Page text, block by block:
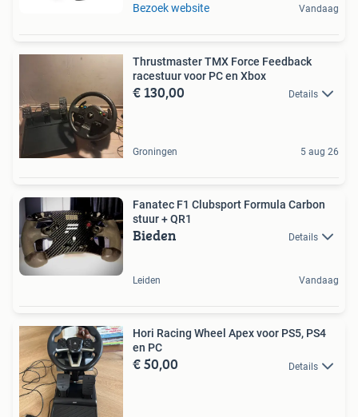
Bezoek website Vandaag
Thrustmaster TMX Force Feedback
racestuur voor PC en Xbox
€ 130,00 Details
Groningen 5 aug 26
Fanatec F1 Clubsport Formula Carbon
stuur + QR1
Bieden Details
Leiden Vandaag
Hori Racing Wheel Apex voor PS5, PS4
en PC
€ 50,00 Details